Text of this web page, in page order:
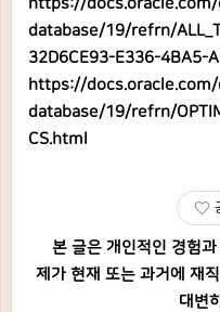
https://
database/19/refrn/
32D6CE93-E336-4BA5-
https://
database/19/refrn/
CS.html
본 글은 개인적인 경험
제가 현재 또는 과거에 재
대변